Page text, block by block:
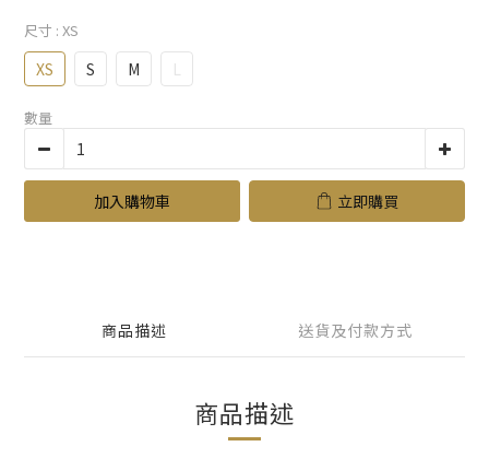
尺寸 : XS
XS S M L
數量
加入購物車 立即購買
商品描述 送貨及付款方式
商品描述